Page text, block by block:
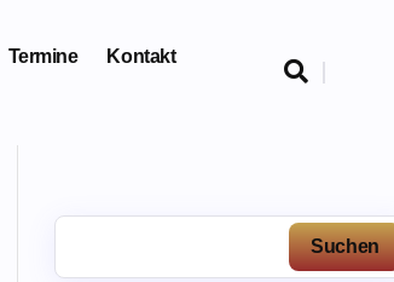
Termine Kontakt

Suchen